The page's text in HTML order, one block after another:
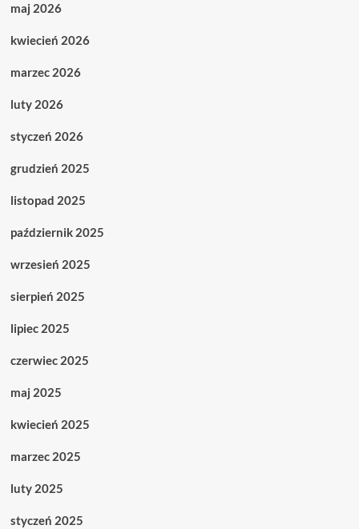
maj 2026
kwiecień 2026
marzec 2026
luty 2026
styczeń 2026
grudzień 2025
listopad 2025
październik 2025
wrzesień 2025
sierpień 2025
lipiec 2025
czerwiec 2025
maj 2025
kwiecień 2025
marzec 2025
luty 2025
styczeń 2025